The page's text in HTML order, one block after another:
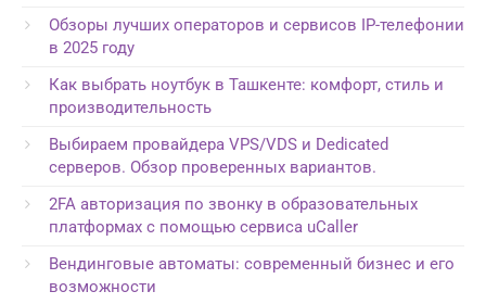
Обзоры лучших операторов и сервисов IP-телефонии
в 2025 году
Как выбрать ноутбук в Ташкенте: комфорт, стиль и
производительность
Выбираем провайдера VPS/VDS и Dedicated
серверов. Обзор проверенных вариантов.
2FA авторизация по звонку в образовательных
платформах с помощью сервиса uCaller
Вендинговые автоматы: современный бизнес и его
возможности